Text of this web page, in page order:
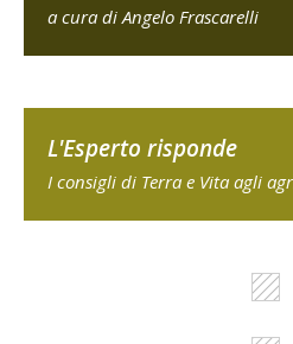
a cura di Angelo Frascarelli
L'Esperto risponde
I consigli di Terra e Vita agli